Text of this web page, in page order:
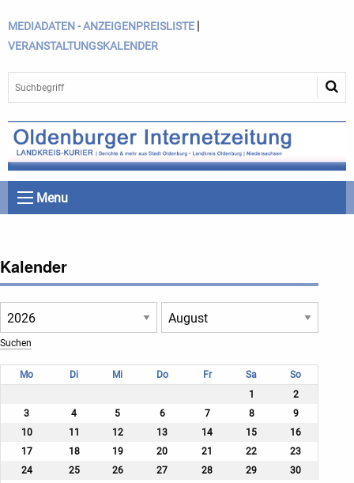
MEDIADATEN - ANZEIGENPREISLISTE |
VERANSTALTUNGSKALENDER
Menu
Kalender
Mo Di Mi Do Fr Sa
So
1
2
3
4 5 6 7 8
9
10
11 12 13 14 15
16
17
18 19 20 21 22
23
24
25 26 27 28 29
30